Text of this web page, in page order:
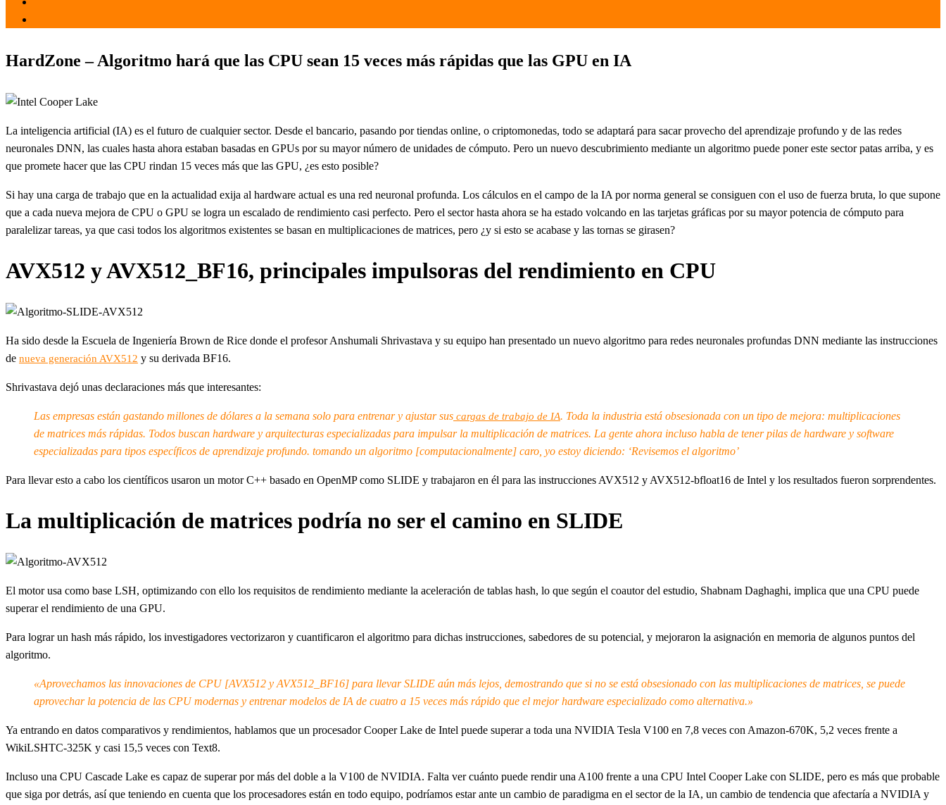
HardZone – Algoritmo hará que las CPU sean 15 veces más rápidas que las GPU en IA
La inteligencia artificial (IA) es el futuro de cualquier sector. Desde el bancario, pasando por tiendas online, o criptomonedas, todo se adaptará para sacar provecho del aprendizaje profundo y de las redes
neuronales DNN, las cuales hasta ahora estaban basadas en GPUs por su mayor número de unidades de cómputo. Pero un nuevo descubrimiento mediante un algoritmo puede poner este sector patas arriba, y es
que promete hacer que las CPU rindan 15 veces más que las GPU, ¿es esto posible?
Si hay una carga de trabajo que en la actualidad exija al hardware actual es una red neuronal profunda. Los cálculos en el campo de la IA por norma general se consiguen con el uso de fuerza bruta, lo que supone
que a cada nueva mejora de CPU o GPU se logra un escalado de rendimiento casi perfecto. Pero el sector hasta ahora se ha estado volcando en las tarjetas gráficas por su mayor potencia de cómputo para
paralelizar tareas, ya que casi todos los algoritmos existentes se basan en multiplicaciones de matrices, pero ¿y si esto se acabase y las tornas se girasen?
AVX512 y AVX512_BF16, principales impulsoras del rendimiento en CPU
Ha sido desde la Escuela de Ingeniería Brown de Rice donde el profesor Anshumali Shrivastava y su equipo han presentado un nuevo algoritmo para redes neuronales profundas DNN mediante las instrucciones
de nueva generación AVX512 y su derivada BF16.
Shrivastava dejó unas declaraciones más que interesantes:
Las empresas están gastando millones de dólares a la semana solo para entrenar y ajustar sus cargas de trabajo de IA. Toda la industria está obsesionada con un tipo de mejora: multiplicaciones
de matrices más rápidas. Todos buscan hardware y arquitecturas especializadas para impulsar la multiplicación de matrices. La gente ahora incluso habla de tener pilas de hardware y software
especializadas para tipos específicos de aprendizaje profundo. tomando un algoritmo [computacionalmente] caro, yo estoy diciendo: ‘Revisemos el algoritmo’
Para llevar esto a cabo los científicos usaron un motor C++ basado en OpenMP como SLIDE y trabajaron en él para las instrucciones AVX512 y AVX512-bfloat16 de Intel y los resultados fueron sorprendentes.
La multiplicación de matrices podría no ser el camino en SLIDE
El motor usa como base LSH, optimizando con ello los requisitos de rendimiento mediante la aceleración de tablas hash, lo que según el coautor del estudio, Shabnam Daghaghi, implica que una CPU puede
superar el rendimiento de una GPU.
Para lograr un hash más rápido, los investigadores vectorizaron y cuantificaron el algoritmo para dichas instrucciones, sabedores de su potencial, y mejoraron la asignación en memoria de algunos puntos del
algoritmo.
«Aprovechamos las innovaciones de CPU [AVX512 y AVX512_BF16] para llevar SLIDE aún más lejos, demostrando que si no se está obsesionado con las multiplicaciones de matrices, se puede
aprovechar la potencia de las CPU modernas y entrenar modelos de IA de cuatro a 15 veces más rápido que el mejor hardware especializado como alternativa.»
Ya entrando en datos comparativos y rendimientos, hablamos que un procesador Cooper Lake de Intel puede superar a toda una NVIDIA Tesla V100 en 7,8 veces con Amazon-670K, 5,2 veces frente a
WikiLSHTC-325K y casi 15,5 veces con Text8.
Incluso una CPU Cascade Lake es capaz de superar por más del doble a la V100 de NVIDIA. Falta ver cuánto puede rendir una A100 frente a una CPU Intel Cooper Lake con SLIDE, pero es más que probable
que siga por detrás, así que teniendo en cuenta que los procesadores están en todo equipo, podríamos estar ante un cambio de paradigma en el sector de la IA, un cambio de tendencia que afectaría a NVIDIA y